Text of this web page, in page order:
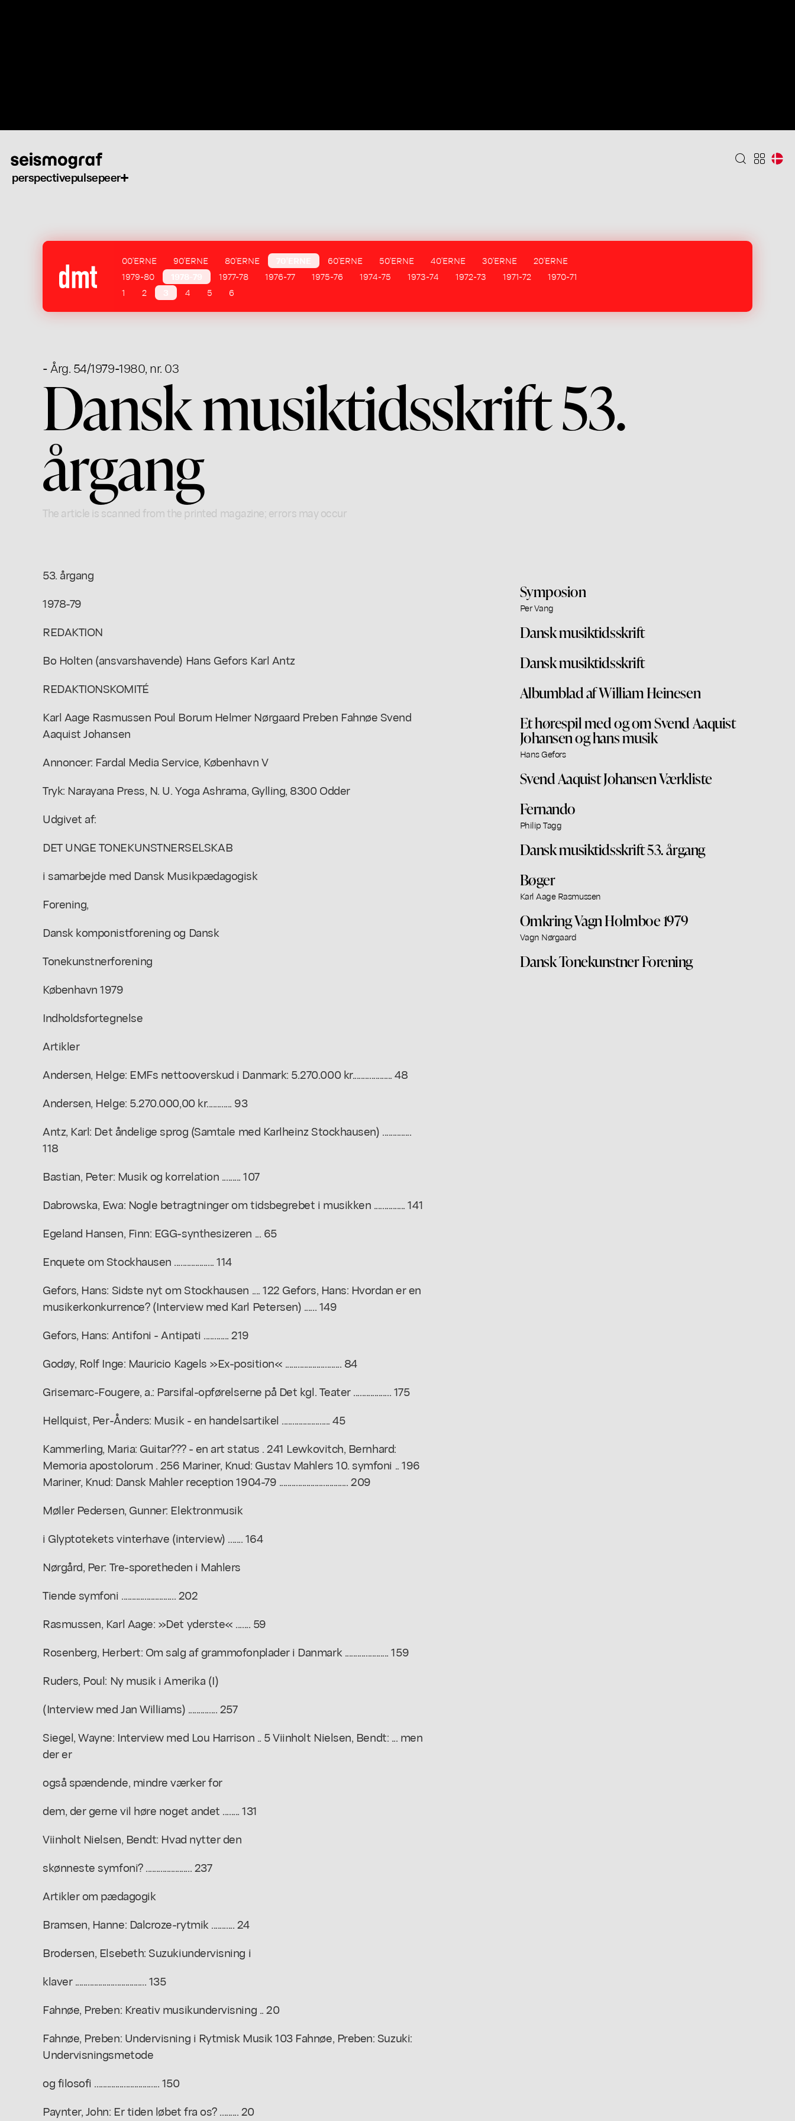
perspectivepulsepeer
00'ERNE 90'ERNE 80'ERNE 60'ERNE 50'ERNE 40'ERNE 30'ERNE
20'ERNE
1979-80
1977-78 1976-77 1975-76 1974-75 1973-74 1972-73 1971-72
1970-71
1
2 4 5 6
- Årg. 54/1979-1980, nr. 03
Dansk musiktidsskrift 53.
årgang
The article is scanned from the printed magazine; errors may occur
53. årgang
1978-79
REDAKTION
Bo Holten (ansvarshavende) Hans Gefors Karl Antz
REDAKTIONSKOMITÉ
Karl Aage Rasmussen Poul Borum Helmer Nørgaard Preben Fahnøe Svend
Aaquist Johansen
Annoncer: Fardal Media Service, København V
Tryk: Narayana Press, N. U. Yoga Ashrama, Gylling, 8300 Odder
Udgivet af:
DET UNGE TONEKUNSTNERSELSKAB
i samarbejde med Dansk Musikpædagogisk
Forening,
Dansk komponistforening og Dansk
Tonekunstnerforening
København 1979
Indholdsfortegnelse
Artikler
Andersen, Helge: EMFs nettooverskud i Danmark: 5.270.000 kr................... 48
Andersen, Helge: 5.270.000,00 kr............ 93
Antz, Karl: Det åndelige sprog (Samtale med Karlheinz Stockhausen) ..............
118
Bastian, Peter: Musik og korrelation ......... 107
Dabrowska, Ewa: Nogle betragtninger om tidsbegrebet i musikken ............... 141
Egeland Hansen, Finn: EGG-synthesizeren ... 65
Enquete om Stockhausen ................... 114
Gefors, Hans: Sidste nyt om Stockhausen .... 122 Gefors, Hans: Hvordan er en
musikerkonkurrence? (Interview med Karl Petersen) ...... 149
Gefors, Hans: Antifoni - Antipati ............ 219
Godøy, Rolf Inge: Mauricio Kagels »Ex-position« ........................... 84
Grisemarc-Fougere, a.: Parsifal-opførelserne på Det kgl. Teater .................. 175
Hellquist, Per-Ånders: Musik - en handelsartikel ....................... 45
Kammerling, Maria: Guitar??? - en art status . 241 Lewkovitch, Bernhard:
Memoria apostolorum . 256 Mariner, Knud: Gustav Mahlers 10. symfoni .. 196
Mariner, Knud: Dansk Mahler reception 1904-79 ................................. 209
Møller Pedersen, Gunner: Elektronmusik
i Glyptotekets vinterhave (interview) ....... 164
Nørgård, Per: Tre-sporetheden i Mahlers
Tiende symfoni .......................... 202
Rasmussen, Karl Aage: »Det yderste« ....... 59
Rosenberg, Herbert: Om salg af grammofonplader i Danmark ..................... 159
Ruders, Poul: Ny musik i Amerika (I)
(Interview med Jan Williams) .............. 257
Siegel, Wayne: Interview med Lou Harrison .. 5 Viinholt Nielsen, Bendt: ... men
der er
også spændende, mindre værker for
dem, der gerne vil høre noget andet ........ 131
Viinholt Nielsen, Bendt: Hvad nytter den
skønneste symfoni? ...................... 237
Artikler om pædagogik
Bramsen, Hanne: Dalcroze-rytmik ........... 24
Brodersen, Elsebeth: Suzukiundervisning i
klaver .................................. 135
Fahnøe, Preben: Kreativ musikundervisning .. 20
Fahnøe, Preben: Undervisning i Rytmisk Musik 103 Fahnøe, Preben: Suzuki:
Undervisningsmetode
og filosofi ............................... 150
Paynter, John: Er tiden løbet fra os? ......... 20
Symposion
Per Vang
Dansk musiktidsskrift
Dansk musiktidsskrift
Albumblad af William Heinesen
Et hørespil med og om Svend Aaquist
Johansen og hans musik
Hans Gefors
Svend Aaquist Johansen Værkliste
Fernando
Philip Tagg
Dansk musiktidsskrift 53. årgang
Bøger
Karl Aage Rasmussen
Omkring Vagn Holmboe 1979
Vagn Nørgaard
Dansk Tonekunstner Forening